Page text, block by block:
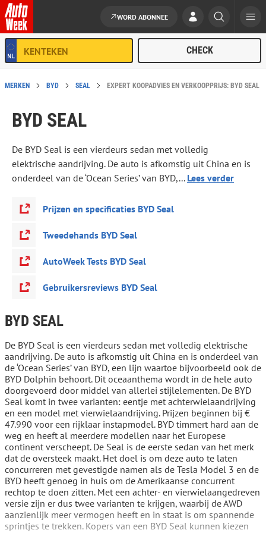
Ga naar de inhoud
WORD ABONNEE
MERKEN BYD SEAL EXPERT KOOPADVIES EN VERKOOPPRIJS: BYD SEAL
BYD SEAL
De BYD Seal is een vierdeurs sedan met volledig
elektrische aandrijving. De auto is afkomstig uit China en is
onderdeel van de ‘Ocean Series’ van BYD,... Lees verder
Prijzen en specificaties BYD Seal
Tweedehands BYD Seal
AutoWeek Tests BYD Seal
Gebruikersreviews BYD Seal
BYD SEAL
De BYD Seal is een vierdeurs sedan met volledig elektrische
aandrijving. De auto is afkomstig uit China en is onderdeel van
de ‘Ocean Series’ van BYD, een lijn waartoe bijvoorbeeld ook de
BYD Dolphin behoort. Dit oceaanthema wordt in de hele auto
doorgevoerd door middel van allerlei stijlelementen. De BYD
Seal komt in twee varianten: eentje met achterwielaandrijving
en een model met vierwielaandrijving. Prijzen beginnen bij €
47.990 voor een rijklaar instapmodel. BYD timmert hard aan de
weg en heeft al meerdere modellen naar het Europese
continent verscheept. De Seal is de eerste sedan van het merk
dat de oversteek maakt. Het doel is om deze auto te laten
concurreren met gevestigde namen als de Tesla Model 3 en de
BYD heeft genoeg in huis om de Amerikaanse concurrent
rechtop te doen zitten. Met een achter- en vierwielaangedreven
versie zijn er dus twee varianten te krijgen, waarbij de AWD
aanzienlijk meer vermogen heeft en in staat is om spannende
sprintjes te trekken. Kopers van een BYD Seal kunnen kiezen